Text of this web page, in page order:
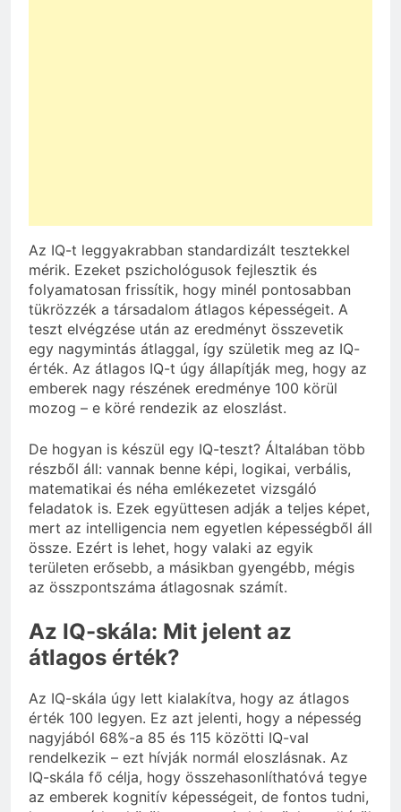
Az IQ-t leggyakrabban standardizált tesztekkel
mérik. Ezeket pszichológusok fejlesztik és
folyamatosan frissítik, hogy minél pontosabban
tükrözzék a társadalom átlagos képességeit. A
teszt elvégzése után az eredményt összevetik
egy nagymintás átlaggal, így születik meg az IQ-
érték. Az átlagos IQ-t úgy állapítják meg, hogy az
emberek nagy részének eredménye 100 körül
mozog – e köré rendezik az eloszlást.
De hogyan is készül egy IQ-teszt? Általában több
részből áll: vannak benne képi, logikai, verbális,
matematikai és néha emlékezetet vizsgáló
feladatok is. Ezek együttesen adják a teljes képet,
mert az intelligencia nem egyetlen képességből áll
össze. Ezért is lehet, hogy valaki az egyik
területen erősebb, a másikban gyengébb, mégis
az összpontszáma átlagosnak számít.
Az IQ-skála: Mit jelent az
átlagos érték?
Az IQ-skála úgy lett kialakítva, hogy az átlagos
érték 100 legyen. Ez azt jelenti, hogy a népesség
nagyjából 68%-a 85 és 115 közötti IQ-val
rendelkezik – ezt hívják normál eloszlásnak. Az
IQ-skála fő célja, hogy összehasonlíthatóvá tegye
az emberek kognitív képességeit, de fontos tudni,